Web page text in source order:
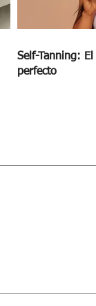
Self-Tanning:
perfecto